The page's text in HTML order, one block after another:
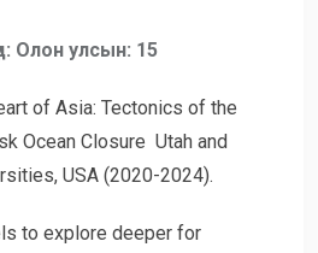
Олон улсын: 15
of Asia: Tectonics of the
Ocean Closure Utah and
USA (2020-2024).
to explore deeper for